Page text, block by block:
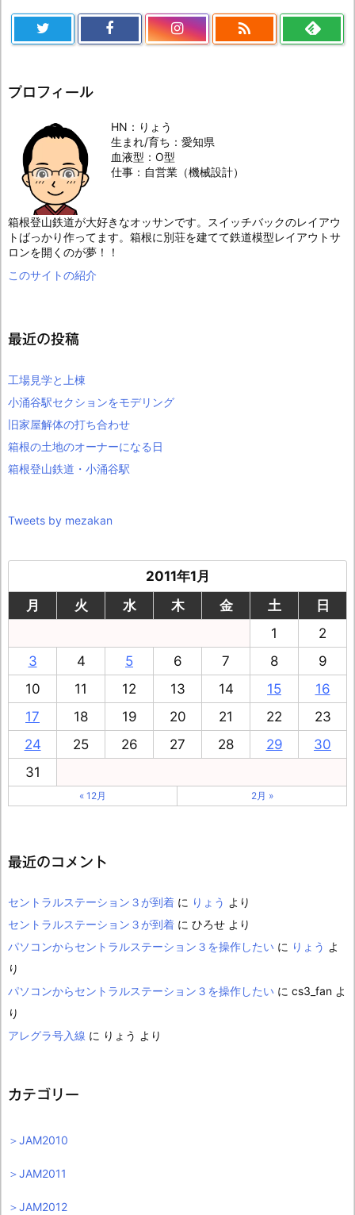

プロフィール
HN：りょう
生まれ/育ち：愛知県
血液型：O型
仕事：自営業（機械設計）
箱根登山鉄道が大好きなオッサンです。スイッチバックのレイアウ
トばっかり作ってます。箱根に別荘を建てて鉄道模型レイアウトサ
ロンを開くのが夢！！
このサイトの紹介
最近の投稿
工場見学と上棟
小涌谷駅セクションをモデリング
旧家屋解体の打ち合わせ
箱根の土地のオーナーになる日
箱根登山鉄道・小涌谷駅
Tweets by mezakan
2011年1月
月
火 水 木 金 土
日
1
2
3
4 5 6 7 8
9
10
11 12 13 14 15
16
17
18 19 20 21 22
23
24
25 26 27 28 29
30
31
« 12月 2月 »
最近のコメント
セントラルステーション３が到着 に りょう より
セントラルステーション３が到着 に ひろせ より
パソコンからセントラルステーション３を操作したい に りょう よ
り
パソコンからセントラルステーション３を操作したい に cs3_fan よ
り
アレグラ号入線 に りょう より
カテゴリー
＞JAM2010
＞JAM2011
＞JAM2012